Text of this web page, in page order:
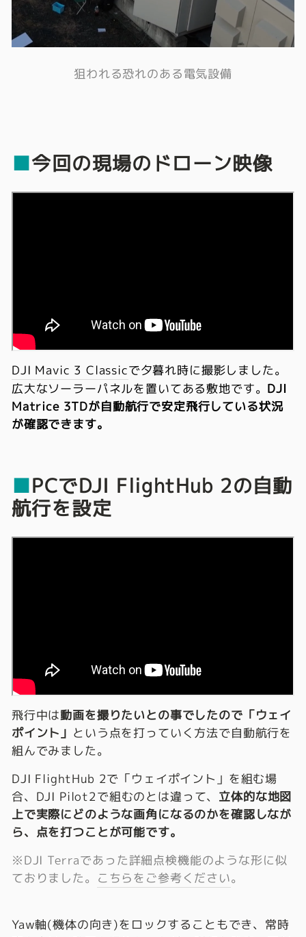
狙われる恐れのある電気設備
■今回の現場のドローン映像
DJI Mavic 3 Classicで夕暮れ時に撮影しました。
広大なソーラーパネルを置いてある敷地です。 DJI
Matrice 3TDが自動航行で安定飛行している状況
が確認できます。
■PCでDJI FlightHub 2の自動
航行を設定
飛行中は動画を撮りたいとの事でしたので「ウェイ
ポイント」 という点を打っていく方法で自動航行を
組んでみました。
DJI FlightHub 2で「ウェイポイント」を組む場
合、DJI Pilot2で組むのとは違って、 立体的な地図
上で実際にどのような画角になるのかを確認しなが
ら、点を打つことが可能です。
※DJI Terraであった詳細点検機能のような形に似
ておりました。 こちらをご参考ください。
Yaw軸(機体の向き)をロックすることもでき、常時